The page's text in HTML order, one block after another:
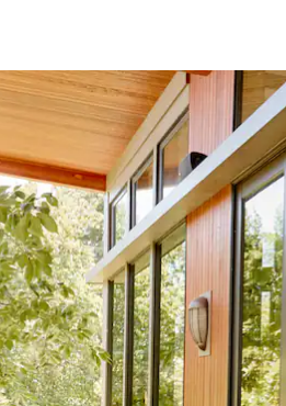
pour les parcourir ou en appuyant